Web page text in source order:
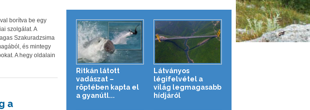
borítva be egy
szolgálat. A
Szakuradzsima
és mintegy
A hegy oldalain
a
Ritkán látott
vadászat –
röptében kapta el
a gyanútl...
Látványos
légifelvétel a
világ legmagasabb
hídjáról